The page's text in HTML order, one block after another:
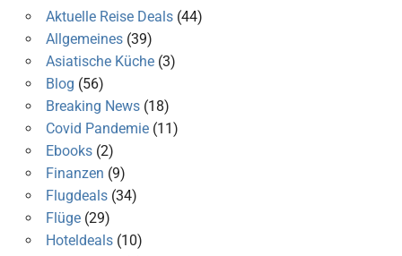
Aktuelle Reise Deals(44)
Allgemeines(39)
Asiatische Küche(3)
Blog (56)
Breaking News(18)
Covid Pandemie(11)
Ebooks(2)
Finanzen (9)
Flugdeals(34)
Flüge(29)
Hoteldeals(10)